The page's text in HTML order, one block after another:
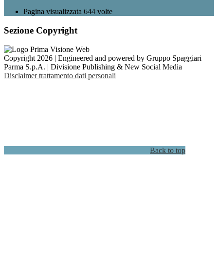
Pagina visualizzata 644 volte
Sezione Copyright
Copyright 2026 | Engineered and powered by Gruppo Spaggiari
Parma S.p.A. | Divisione Publishing & New Social Media
Disclaimer trattamento dati personali
Back to top